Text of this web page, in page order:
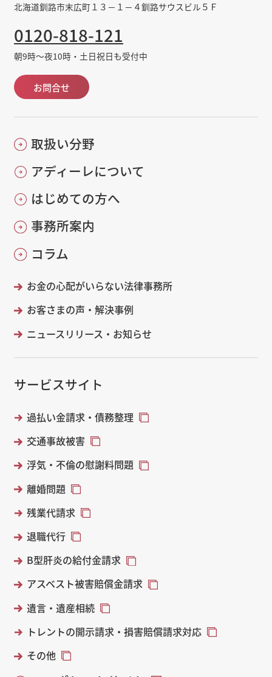
北海道釧路市末広町１３－１－４釧路サウスビル５Ｆ
0120-818-121
朝9時～夜10時・土日祝日も受付中
お問合せ
取扱い分野
アディーレについて
はじめての方へ
事務所案内
コラム
お金の心配がいらない法律事務所
お客さまの声・解決事例
ニュースリリース・お知らせ
サービスサイト
過払い金請求・債務整理
交通事故被害
浮気・不倫の慰謝料問題
離婚問題
残業代請求
退職代行
B型肝炎の給付金請求
アスベスト被害賠償金請求
遺言・遺産相続
トレントの開示請求・損害賠償請求対応
その他